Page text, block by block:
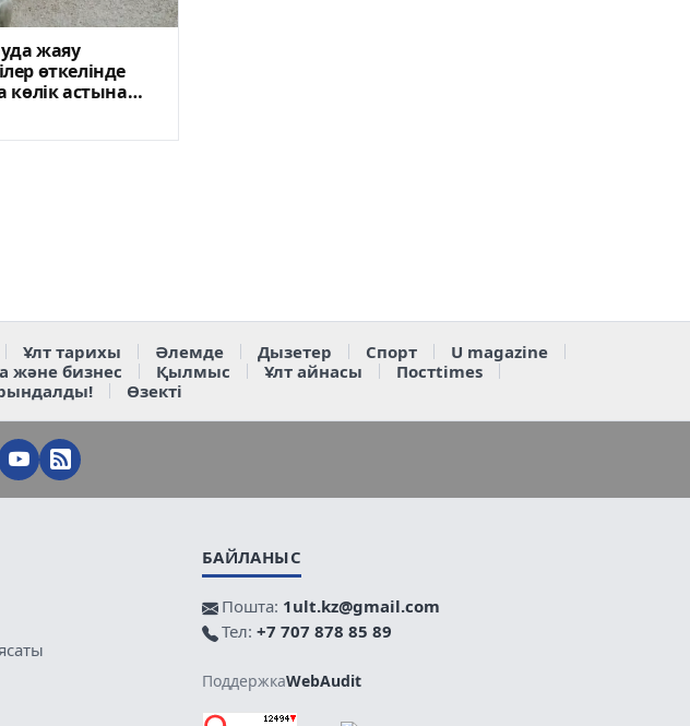
жаяу
өткелінде
көлік астына
Ұлт тарихы Әлемде Дызетер Спорт
U magazine
және бизнес Қылмыс Ұлт айнасы
Постtimes
Өзекті
БАЙЛАНЫС
Пошта: 1ult.kz@gmail.com
Тел: +7 707 878 85 89
ПоддержкаWebAudit